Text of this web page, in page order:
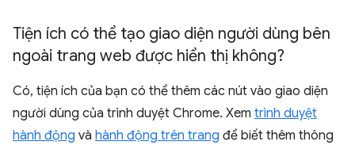
Tiện ích có thể tạo giao diện người dùng bên
ngoài trang web được hiển thị không?
Có, tiện ích của bạn có thể thêm các nút vào giao diện
người dùng của trình duyệt Chrome. Xem trình duyệt
hành động và hành động trên trang để biết thêm thông